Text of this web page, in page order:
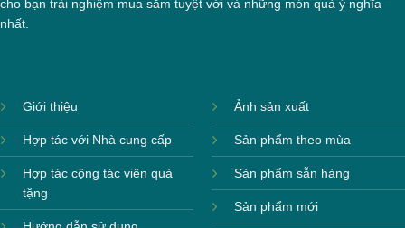
cho bạn trải nghiệm mua sắm tuyệt vời và những món quà ý nghĩa
nhất.
Giới thiệu
Hợp tác với Nhà cung cấp
Hợp tác cộng tác viên quà
tặng
Ảnh sản xuất
Sản phẩm theo mùa
Sản phẩm sẵn hàng
Sản phẩm mới